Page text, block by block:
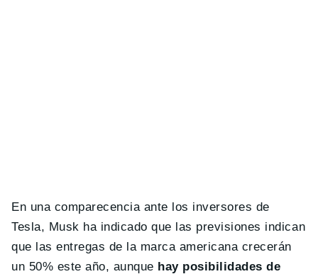
En una comparecencia ante los inversores de
Tesla, Musk ha indicado que las previsiones indican
que las entregas de la marca americana crecerán
un 50% este año, aunque hay posibilidades de